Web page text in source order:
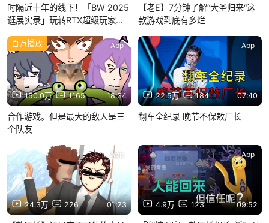
时隔近十年的线下！「BW 2025
逛展实录」玩转RTX超级玩家体
【老E】7分钟了解“大圣归来“这
款游戏到底有多烂
150.0万 1165 18:34
百万播放 App
合作游戏。但是最大的敌人是三
个队友
22.5万 184 07:40
App
翻车全纪录 晚节不保敖厂长
24.3万 226 01:23
App
4.9万 123 09:52
App